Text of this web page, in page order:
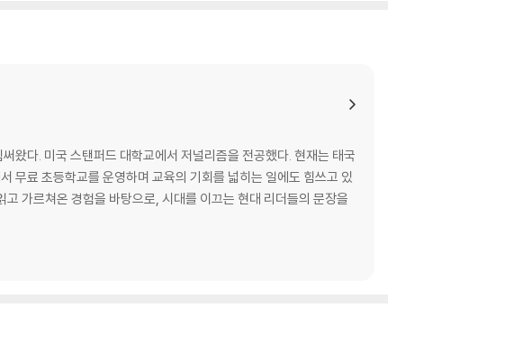
왔다. 미국 스탠퍼드 대학교에서 저널리즘을 전공했다. 현재는 태국
료 초등학교를 운영하며 교육의 기회를 넓히는 일에도 힘쓰고 있
가르쳐온 경험을 바탕으로, 시대를 이끄는 현대 리더들의 문장을